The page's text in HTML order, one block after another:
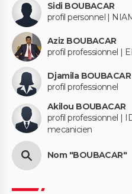
Sidi BOUBACAR
profil personnel |
Aziz BOUBACAR
profil professionnel |
Djamila BOUBACAR
profil professionnel
Akilou BOUBACAR
profil professionnel |
mecanicien
Nom "BOUBACAR"